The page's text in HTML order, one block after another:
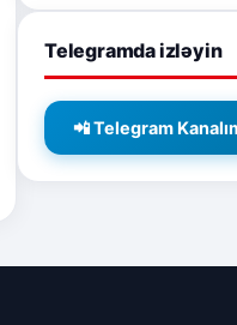
Telegramda izləyin
📲 Telegram